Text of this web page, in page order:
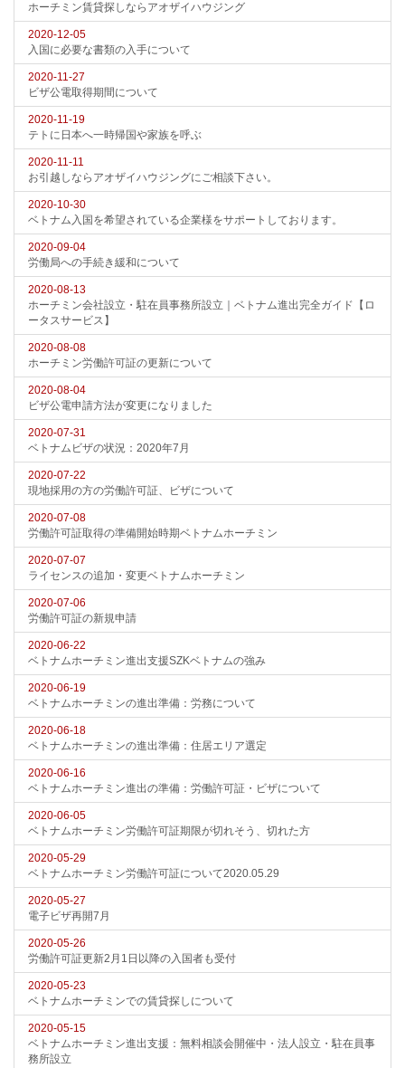
ホーチミン賃貸探しならアオザイハウジング
2020-12-05
入国に必要な書類の入手について
2020-11-27
ビザ公電取得期間について
2020-11-19
テトに日本へ一時帰国や家族を呼ぶ
2020-11-11
お引越しならアオザイハウジングにご相談下さい。
2020-10-30
ベトナム入国を希望されている企業様をサポートしております。
2020-09-04
労働局への手続き緩和について
2020-08-13
ホーチミン会社設立・駐在員事務所設立｜ベトナム進出完全ガイド【ロ
ータスサービス】
2020-08-08
ホーチミン労働許可証の更新について
2020-08-04
ビザ公電申請方法が変更になりました
2020-07-31
ベトナムビザの状況：2020年7月
2020-07-22
現地採用の方の労働許可証、ビザについて
2020-07-08
労働許可証取得の準備開始時期ベトナムホーチミン
2020-07-07
ライセンスの追加・変更ベトナムホーチミン
2020-07-06
労働許可証の新規申請
2020-06-22
ベトナムホーチミン進出支援SZKベトナムの強み
2020-06-19
ベトナムホーチミンの進出準備：労務について
2020-06-18
ベトナムホーチミンの進出準備：住居エリア選定
2020-06-16
ベトナムホーチミン進出の準備：労働許可証・ビザについて
2020-06-05
ベトナムホーチミン労働許可証期限が切れそう、切れた方
2020-05-29
ベトナムホーチミン労働許可証について2020.05.29
2020-05-27
電子ビザ再開7月
2020-05-26
労働許可証更新2月1日以降の入国者も受付
2020-05-23
ベトナムホーチミンでの賃貸探しについて
2020-05-15
ベトナムホーチミン進出支援：無料相談会開催中・法人設立・駐在員事
務所設立